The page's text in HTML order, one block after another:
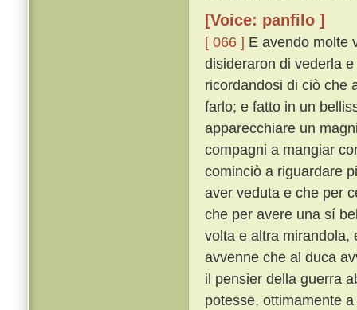
[Voice: panfilo ]
[ 066 ] E avendo molte
disideraron di vederla
ricordandosi di ciò che
farlo; e fatto in un
apparecchiare un
compagni a mangiar
cominciò a riguardare
aver veduta e che per
che per avere una sí
volta e altra mirandola,
avvenne che al duca
il pensier della guerra
potesse, ottimamente